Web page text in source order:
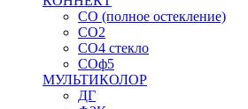
СО (полное остекление)
СО2
СО4 стекло
СОф5
МУЛЬТИКОЛОР
ДГ